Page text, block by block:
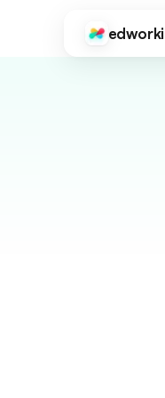
Edworking